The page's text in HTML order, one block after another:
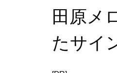
田原メ
たサイ